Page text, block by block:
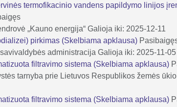
termofikacinio vandens papildymo linijos
„Kauno energija“ Galioja iki: 2025-12-11
pirkimas (Skelbiama apklausa)
administracija Galioja iki: 2025-11-05
filtravimo sistema (Skelbiama apklausa)
tarnyba prie Lietuvos Respublikos žemės
filtravimo sistema (Skelbiama apklausa)